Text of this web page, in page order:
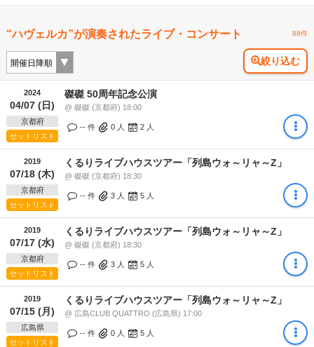
“ハヴェルカ”が演奏されたライブ・コンサート 88件
絞り込む
2024
04/07 (日)
京都府
セットリスト
磔磔 50周年記念公演
@ 磔磔 (京都府) 18:00
-- 件 0 人 2 人
2019
07/18 (木)
京都府
セットリスト
くるりライブハウスツアー「列島ウォ～リャ～Z」
@ 磔磔 (京都府) 18:30
-- 件 3 人 5 人
2019
07/17 (水)
京都府
セットリスト
くるりライブハウスツアー「列島ウォ～リャ～Z」
@ 磔磔 (京都府) 18:30
-- 件 3 人 5 人
2019
07/15 (月)
広島県
セットリスト
くるりライブハウスツアー「列島ウォ～リャ～Z」
@ 広島CLUB QUATTRO (広島県) 17:00
-- 件 0 人 5 人